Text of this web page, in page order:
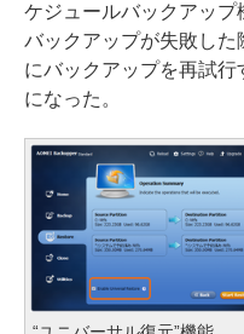
ケジュールバックアップ
バックアップが失敗し
にバックアップを再試行
になった。